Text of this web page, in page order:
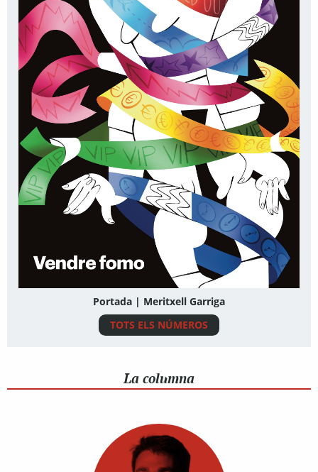
Portada | Meritxell Garriga
TOTS ELS NÚMEROS
La columna